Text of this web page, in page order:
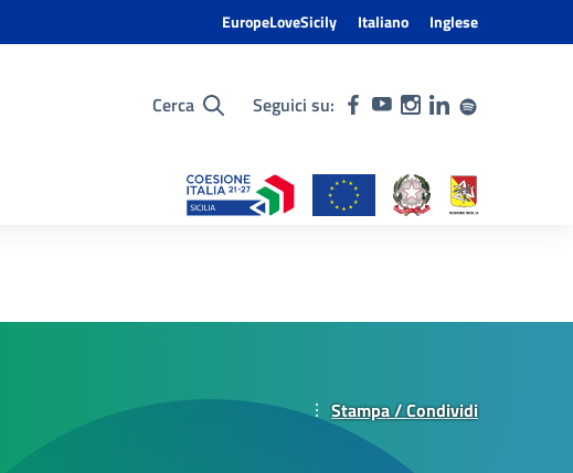
EuropeLoveSicily Italiano Inglese
Cerca Seguici su:
Stampa / Condividi